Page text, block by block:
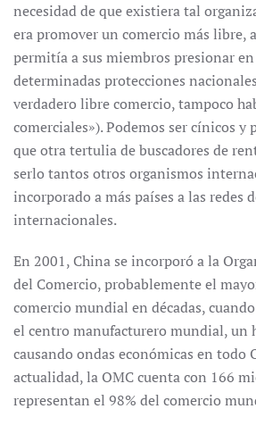
necesidad de que existiera tal
era promover un comercio más libre,
permitía a sus miembros presionar
determinadas protecciones
verdadero libre comercio, tampoco
comerciales»). Podemos ser cínicos y
que otra tertulia de buscadores de
serlo tantos otros organismos
incorporado a más países a las redes
internacionales.
En 2001, China se incorporó a la
del Comercio, probablemente el
comercio mundial en décadas,
el centro manufacturero mundial, un
causando ondas económicas en todo
actualidad, la OMC cuenta con 166
representan el 98% del comercio